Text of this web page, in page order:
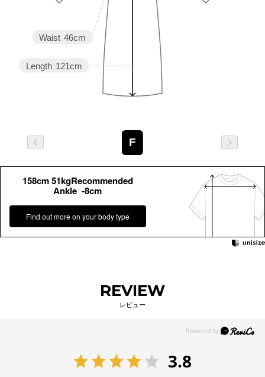
Length 121cm
Waist 46cm
F
158cm 51kgRecommended
Ankle -8cm
Find out more on your body type
REVIEW
レビュー
3.8